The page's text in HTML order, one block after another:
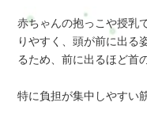
赤ちゃんの抱っこや授乳
りやすく、頭が前に出る
るため、前に出るほど首
特に負担が集中しやすい